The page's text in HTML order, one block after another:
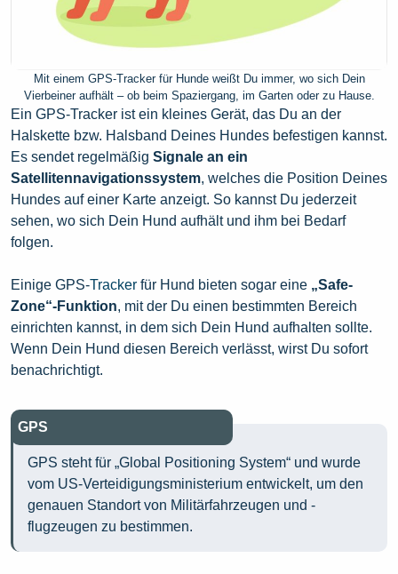
Mit einem GPS-Tracker für Hunde weißt Du immer, wo sich Dein
Vierbeiner aufhält – ob beim Spaziergang, im Garten oder zu Hause.
Ein GPS-Tracker ist ein kleines Gerät, das Du an der
Halskette bzw. Halsband Deines Hundes befestigen kannst.
Es sendet regelmäßig Signale an ein
Satellitennavigationssystem, welches die Position Deines
Hundes auf einer Karte anzeigt. So kannst Du jederzeit
sehen, wo sich Dein Hund aufhält und ihm bei Bedarf
folgen.
Einige GPS-Tracker für Hund bieten sogar eine „Safe-
Zone“-Funktion, mit der Du einen bestimmten Bereich
einrichten kannst, in dem sich Dein Hund aufhalten sollte.
Wenn Dein Hund diesen Bereich verlässt, wirst Du sofort
benachrichtigt.
GPS
GPS steht für „Global Positioning System“ und wurde
vom US-Verteidigungsministerium entwickelt, um den
genauen Standort von Militärfahrzeugen und -
flugzeugen zu bestimmen.